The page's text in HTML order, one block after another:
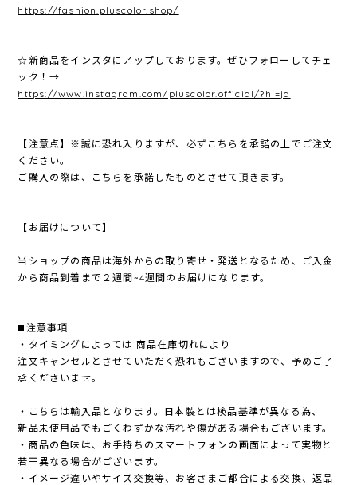
https://fashion.pluscolor.shop/
☆新商品をインスタにアップしております。ぜひフォローしてチェ
ック！→
https://www.instagram.com/pluscolor.official/?hl=ja
【注意点】※誠に恐れ入りますが、必ずこちらを承諾の上でご注文
ください。
ご購入の際は、こちらを承諾したものとさせて頂きます。
【お届けについて】
当ショップの商品は海外からの取り寄せ・発送となるため、ご入金
から商品到着まで２週間~4週間のお届けになります。
◼️注意事項
・タイミングによっては 商品在庫切れにより
注文キャンセルとさせていただく恐れもございますので、予めご了
承くださいませ。
・こちらは輸入品となります。日本製とは検品基準が異なる為、
新品未使用品でもごくわずかな汚れや傷がある場合もございます。
・商品の色味は、お手持ちのスマートフォンの画面によって実物と
若干異なる場合がございます。
・イメージ違いやサイズ交換等、お客さまご都合による交換、返品